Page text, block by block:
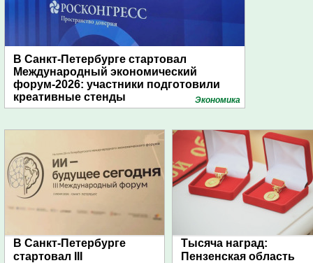
В Санкт-Петербурге стартовал
Международный экономический
форум-2026: участники подготовили
креативные стенды
Экономика
В Санкт-Петербурге
стартовал III
Тысяча наград:
Пензенская область